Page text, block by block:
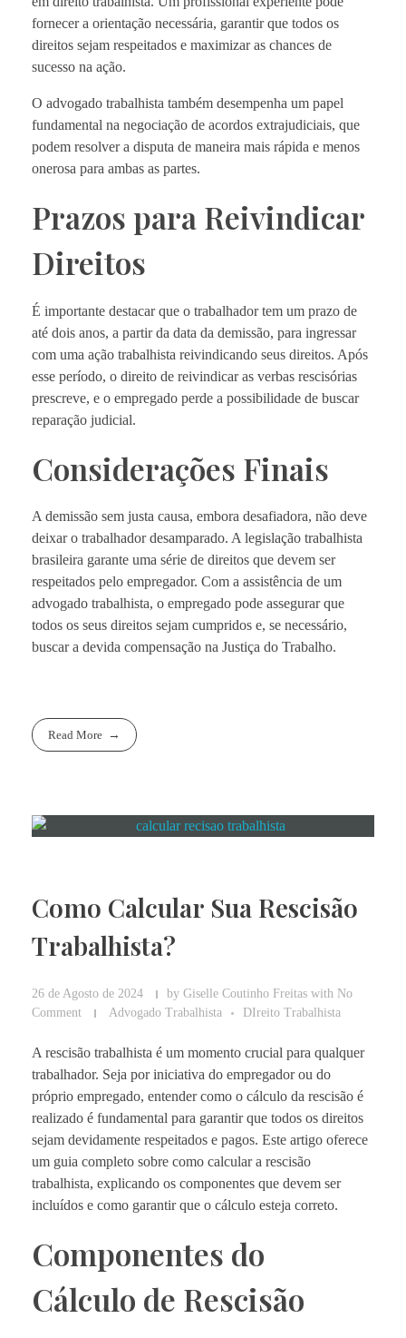
fornecer a orientação necessária, garantir que todos os
direitos sejam respeitados e maximizar as chances de
sucesso na ação.
O advogado trabalhista também desempenha um papel
fundamental na negociação de acordos extrajudiciais, que
podem resolver a disputa de maneira mais rápida e menos
onerosa para ambas as partes.
Prazos para Reivindicar
Direitos
É importante destacar que o trabalhador tem um prazo de
até dois anos, a partir da data da demissão, para ingressar
com uma ação trabalhista reivindicando seus direitos. Após
esse período, o direito de reivindicar as verbas rescisórias
prescreve, e o empregado perde a possibilidade de buscar
reparação judicial.
Considerações Finais
A demissão sem justa causa, embora desafiadora, não deve
deixar o trabalhador desamparado. A legislação trabalhista
brasileira garante uma série de direitos que devem ser
respeitados pelo empregador. Com a assistência de um
advogado trabalhista, o empregado pode assegurar que
todos os seus direitos sejam cumpridos e, se necessário,
buscar a devida compensação na Justiça do Trabalho.
Read More
Como Calcular Sua Rescisão
Trabalhista?
26 de Agosto de 2024 by Giselle Coutinho Freitas with No
Comment
Advogado Trabalhista DIreito Trabalhista
A rescisão trabalhista é um momento crucial para qualquer
trabalhador. Seja por iniciativa do empregador ou do
próprio empregado, entender como o cálculo da rescisão é
realizado é fundamental para garantir que todos os direitos
sejam devidamente respeitados e pagos. Este artigo oferece
um guia completo sobre como calcular a rescisão
trabalhista, explicando os componentes que devem ser
incluídos e como garantir que o cálculo esteja correto.
Componentes do
Cálculo de Rescisão